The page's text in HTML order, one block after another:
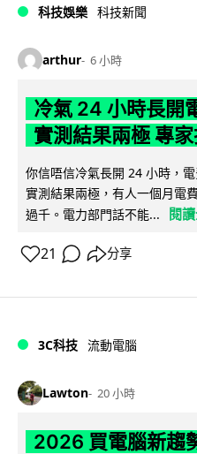
科技娛樂 科技新聞
arthur 6 小時
冷氣 24 小時長開
實測結果兩極 專
你信唔信冷氣長開 24 小時，
實測結果兩極，有人一個月電
過千。電力部門話不能...
閱
21 分享
3C科技 流動電腦
Lawton 20 小時
2026 買電腦新趨